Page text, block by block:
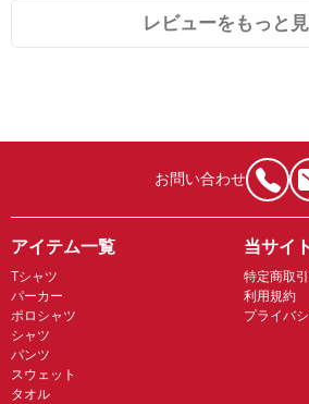
レビューをもっと
お問い合わせ
アイテム一覧
Tシャツ
パーカー
ポロシャツ
シャツ
パンツ
スウェット
タオル
当サイ
特定商取
利用規約
プライバ